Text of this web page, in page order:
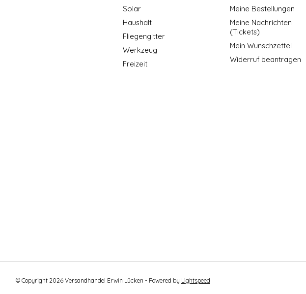
Solar
Haushalt
Fliegengitter
Werkzeug
Freizeit
Meine Bestellungen
Meine Nachrichten
(Tickets)
Mein Wunschzettel
Widerruf beantragen
© Copyright 2026 Versandhandel Erwin Lücken - Powered by Lightspeed